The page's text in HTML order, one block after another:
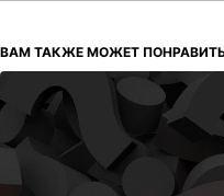
ВАМ ТАКЖЕ МОЖЕТ